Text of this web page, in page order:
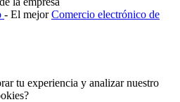
- El mejorComercio electrónico de
tu experiencia y analizar nuestro